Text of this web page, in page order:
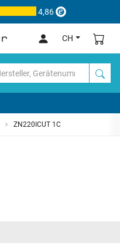
4,86
CH
ZN220ICUT 1C